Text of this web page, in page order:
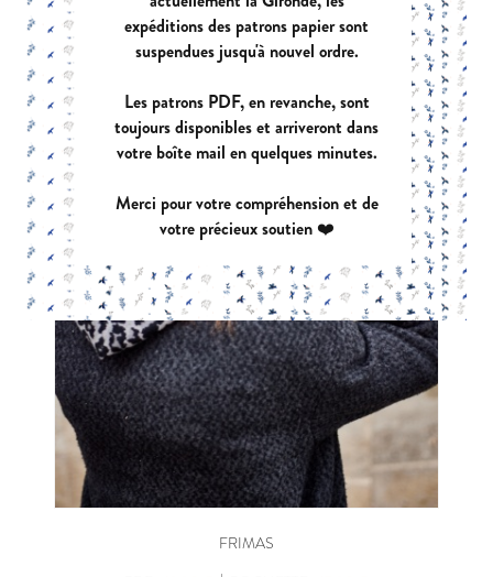
FRIMAS
expéditions des patrons papier sont
suspendues jusqu'à nouvel ordre.
Les patrons PDF, en revanche, sont
toujours disponibles et arriveront dans
votre boîte mail en quelques minutes.
Merci pour votre compréhension et de
votre précieux soutien ❤️